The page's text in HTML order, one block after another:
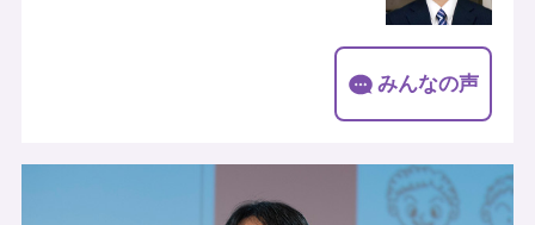
みんなの声